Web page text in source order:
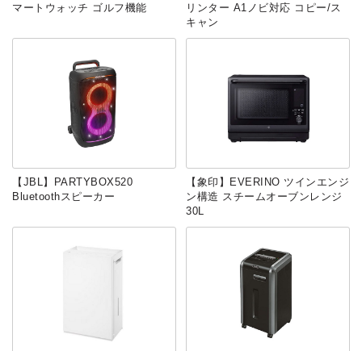
マートウォッチ ゴルフ機能
リンター A1ノビ対応 コピー/ス
キャン
【JBL】PARTYBOX520
Bluetoothスピーカー
【象印】EVERINO ツインエンジ
ン構造 スチームオーブンレンジ
30L